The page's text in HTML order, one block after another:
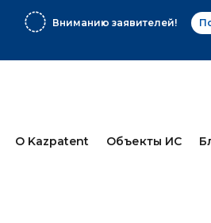
Вниманию заявителей!
О Kazpatent Объекты ИС